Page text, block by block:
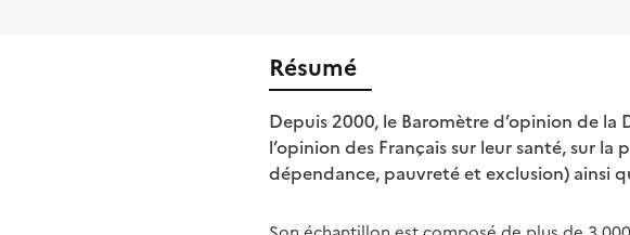
Résumé
Depuis 2000, le Baromètre d’opinion de la
l’opinion des Français sur leur santé, sur
dépendance, pauvreté et exclusion) ainsi